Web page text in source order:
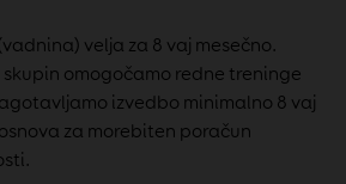
velja za 8 vaj mesečno.
omogočamo redne treninge
izvedbo minimalno 8 vaj
za morebiten poračun